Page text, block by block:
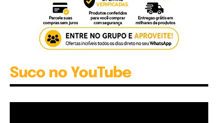
Suco no YouTube